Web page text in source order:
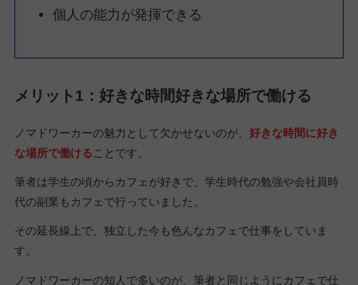
個人の能力が発揮できる
メリット1：好きな時間好きな場所で働ける
ノマドワーカーの魅力として欠かせないのが、 好きな時間に好き
な場所で働ける ことです。
筆者は学生の頃からカフェが好きで、学生時代の勉強や会社員時
代の副業もカフェで行っていました。
その延長線上で、独立した今も色んなカフェで仕事をしていま
す。
ノマドワーカーの知人で多いのが、筆者と同じようにカフェで仕